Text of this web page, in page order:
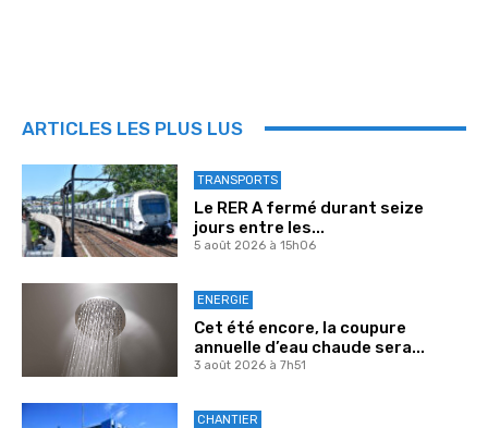
ARTICLES LES PLUS LUS
TRANSPORTS
Le RER A fermé durant seize
jours entre les...
5 août 2026 à 15h06
ENERGIE
Cet été encore, la coupure
annuelle d’eau chaude sera...
3 août 2026 à 7h51
CHANTIER